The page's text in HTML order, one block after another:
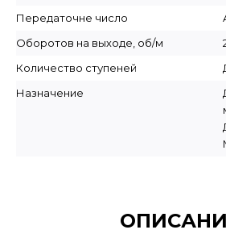
Передаточне число
Оборотов на выходе, об/м
Количество ступеней
Назначение